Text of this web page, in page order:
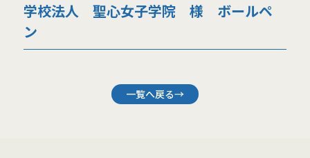
学校法人 聖心女子学院 様 ボールペ
ン
一覧へ戻る→